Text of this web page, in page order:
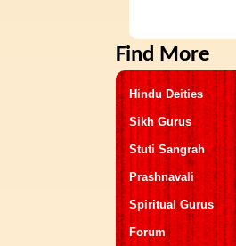
Find More
Hindu Deities
Sikh Gurus
Stuti Sangrah
Prashnavali
Spiritual Gurus
Forum